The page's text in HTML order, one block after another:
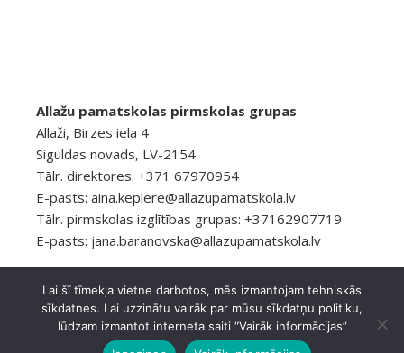
Allažu pamatskolas pirmskolas grupas
Allaži, Birzes iela 4
Siguldas novads, LV-2154
Tālr. direktores: +371 67970954
E-pasts: aina.keplere@allazupamatskola.lv
Tālr. pirmskolas izglītības grupas: +37162907719
E-pasts: jana.baranovska@allazupamatskola.lv
© 2026 Allažu pamatskolaPrivātuma politika
Ashe Tēma, koWP Royal
Lai šī tīmekļa vietne darbotos, mēs izmantojam tehniskās
sīkdatnes. Lai uzzinātu vairāk par mūsu sīkdatņu politiku,
lūdzam izmantot interneta saiti “Vairāk informācijas”